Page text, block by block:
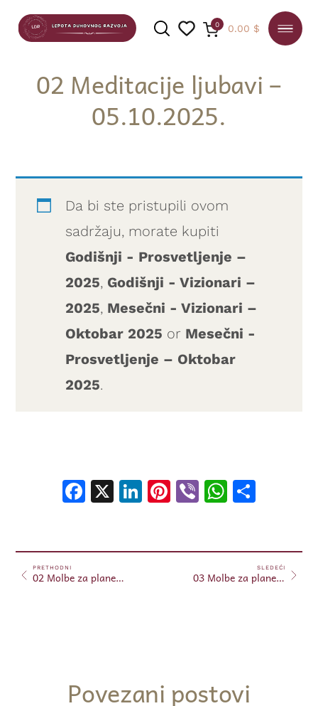
PRETRAGA
0 0.00 $
02 Meditacije ljubavi –
05.10.2025.
Da bi ste pristupili ovom
sadržaju, morate kupiti
Godišnji - Prosvetljenje –
2025, Godišnji - Vizionari –
2025, Mesečni - Vizionari –
Oktobar 2025 or Mesečni -
Prosvetljenje – Oktobar
2025.
Facebook
X LinkedIn
Pinterest
Viber
PRETHODNI
02 Molbe za planetu – 04.10.2025.
SLEDEĆI
03 Molbe za planetu – 07.10.2025.
Povezani postovi